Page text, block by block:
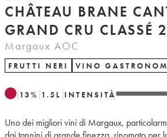
CHÂTEAU BRANE
Margaux AOC
FRUTTI NERI VINO
13% 1.5 L INTENSITÀ
Uno dei migliori vini di Margaux,